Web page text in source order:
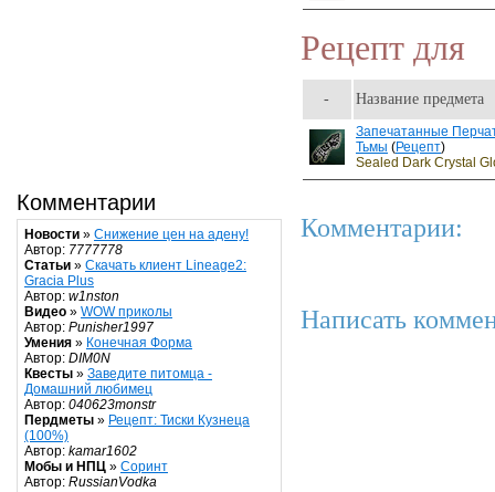
Комментарии
Новости » Снижение цен на адену!
Автор: 7777778
Статьи » Скачать клиент Lineage2:
Gracia Plus
Автор: w1nston
Видео » WOW приколы
Автор: Punisher1997
Умения » Конечная Форма
Автор: DIM0N
Квесты » Заведите питомца -
Домашний любимец
Автор: 040623monstr
Пердметы » Рецепт: Тиски Кузнеца
(100%)
Автор: kamar1602
Мобы и НПЦ » Соринт
Автор: RussianVodka
Рецепт для
- Название предмета
Запечатанные
Тьмы (Рецепт)
Sealed Dark Crystal
Комментарии:
Написать